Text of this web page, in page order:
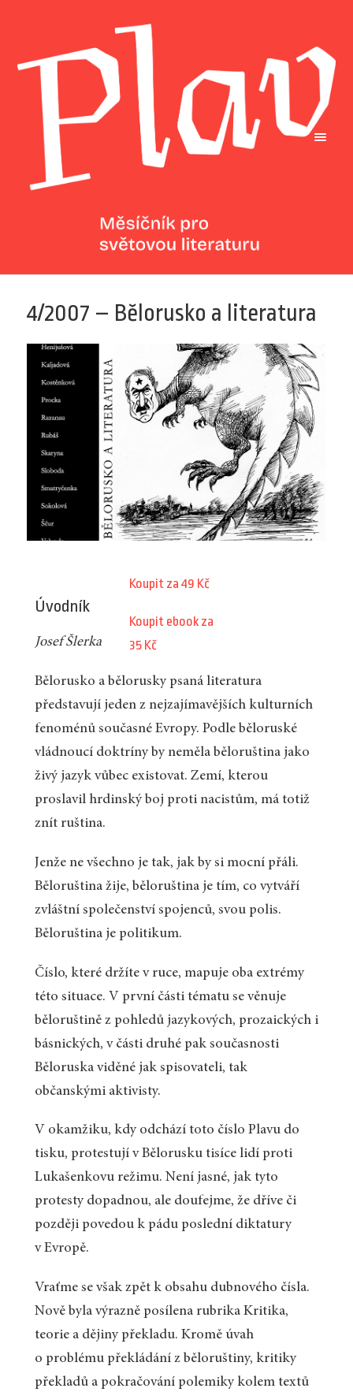
4/2007 – Bělorusko a literatura
Koupit za 49 Kč
Koupit ebook za
35 Kč
Úvodník
Josef Šlerka
Bělorusko a bělorusky psaná literatura
představují jeden z nejzajímavějších kulturních
fenoménů současné Evropy. Podle běloruské
vládnoucí doktríny by neměla běloruština jako
živý jazyk vůbec existovat. Zemí, kterou
proslavil hrdinský boj proti nacistům, má totiž
znít ruština.
Jenže ne všechno je tak, jak by si mocní přáli.
Běloruština žije, běloruština je tím, co vytváří
zvláštní společenství spojenců, svou polis.
Běloruština je politikum.
Číslo, které držíte v ruce, mapuje oba extrémy
této situace. V první části tématu se věnuje
běloruštině z pohledů jazykových, prozaických i
básnických, v části druhé pak současnosti
Běloruska viděné jak spisovateli, tak
občanskými aktivisty.
V okamžiku, kdy odchází toto číslo Plavu do
tisku, protestují v Bělorusku tisíce lidí proti
Lukašenkovu režimu. Není jasné, jak tyto
protesty dopadnou, ale doufejme, že dříve či
později povedou k pádu poslední diktatury
v Evropě.
Vraťme se však zpět k obsahu dubnového čísla.
Nově byla výrazně posílena rubrika Kritika,
teorie a dějiny překladu. Kromě úvah
o problému překládání z běloruštiny, kritiky
překladů a pokračování polemiky kolem textů